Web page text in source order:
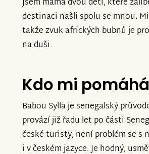
destinaci našli spolu se mnou.
takže zvuk afrických bubnů je
na duši.
Kdo mi
Babou Sylla je senegalský
provází již řadu let po části
české turisty, není problém se s
i v českém jazyce. Je hodný,